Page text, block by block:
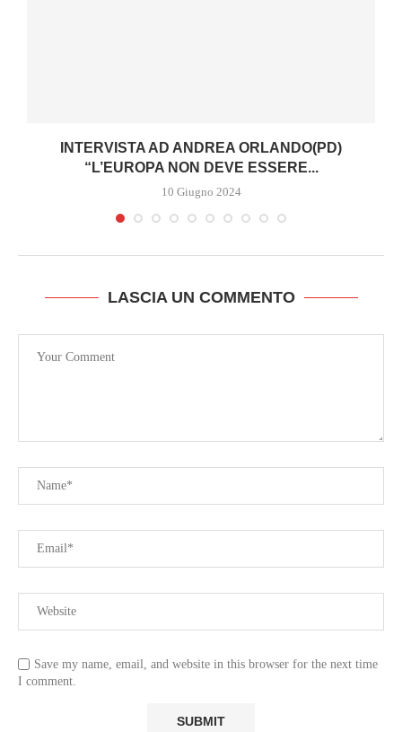
INTERVISTA AD ANDREA ORLANDO(PD)
“L’EUROPA NON DEVE ESSERE...
10 Giugno 2024
LASCIA UN COMMENTO
Save my name, email, and website in this browser for the next time
I comment.